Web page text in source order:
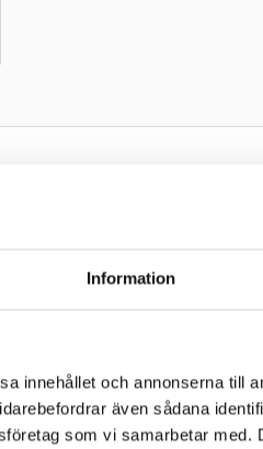
Information
innehållet och annonserna till
även sådana
som vi samarbetar
i favoriter
underlaget, vilket gör det